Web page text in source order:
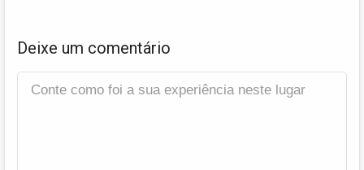
Deixe um comentário